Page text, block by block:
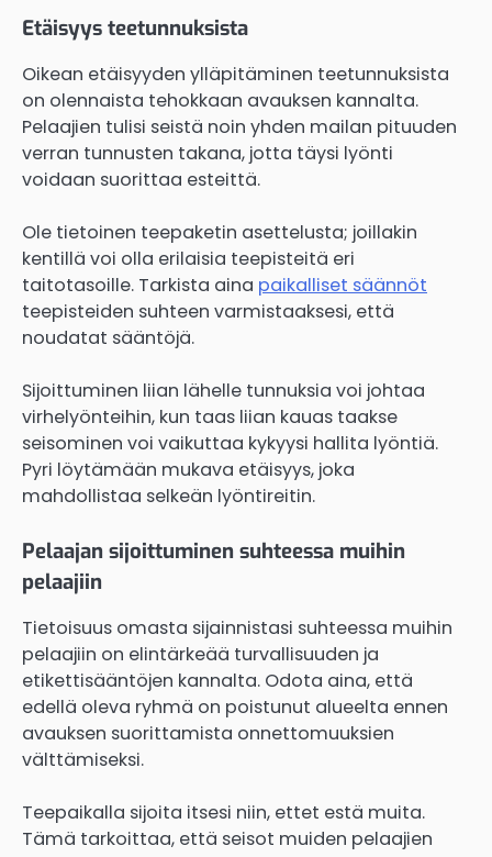
Etäisyys teetunnuksista
Oikean etäisyyden ylläpitäminen teetunnuksista
on olennaista tehokkaan avauksen kannalta.
Pelaajien tulisi seistä noin yhden mailan pituuden
verran tunnusten takana, jotta täysi lyönti
voidaan suorittaa esteittä.
Ole tietoinen teepaketin asettelusta; joillakin
kentillä voi olla erilaisia teepisteitä eri
taitotasoille. Tarkista aina paikalliset säännöt
teepisteiden suhteen varmistaaksesi, että
noudatat sääntöjä.
Sijoittuminen liian lähelle tunnuksia voi johtaa
virhelyönteihin, kun taas liian kauas taakse
seisominen voi vaikuttaa kykyysi hallita lyöntiä.
Pyri löytämään mukava etäisyys, joka
mahdollistaa selkeän lyöntireitin.
Pelaajan sijoittuminen suhteessa muihin
pelaajiin
Tietoisuus omasta sijainnistasi suhteessa muihin
pelaajiin on elintärkeää turvallisuuden ja
etikettisääntöjen kannalta. Odota aina, että
edellä oleva ryhmä on poistunut alueelta ennen
avauksen suorittamista onnettomuuksien
välttämiseksi.
Teepaikalla sijoita itsesi niin, ettet estä muita.
Tämä tarkoittaa, että seisot muiden pelaajien